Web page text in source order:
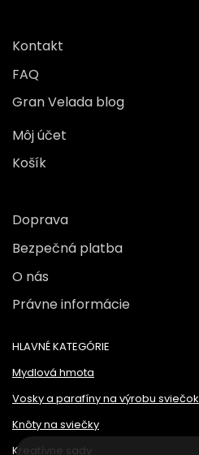
Kontakt
FAQ
Gran Velada blog
Môj účet
Košík
Doprava
Bezpečná platba
O nás
Právne informácie
HLAVNÉ KATEGÓRIE
Mydlová hmota
Vosky a parafíny na výrobu sviečok
Knôty na sviečky
Kreatívne sady